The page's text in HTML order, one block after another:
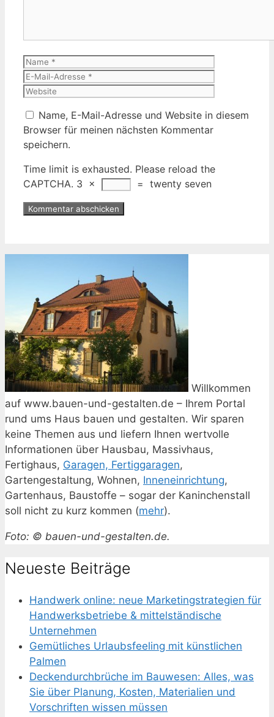
Name
Name, E-Mail-Adresse und Website in diesem
Browser für meinen nächsten Kommentar
speichern.
Time limit is exhausted. Please reload the
CAPTCHA. 3 × = twenty seven
Willkommen
auf www.bauen-und-gestalten.de – Ihrem Portal
rund ums Haus bauen und gestalten. Wir sparen
keine Themen aus und liefern Ihnen wertvolle
Informationen über Hausbau, Massivhaus,
Fertighaus, Garagen, Fertiggaragen,
Gartengestaltung, Wohnen, Inneneinrichtung,
Gartenhaus, Baustoffe – sogar der Kaninchenstall
soll nicht zu kurz kommen (mehr).
Foto: © bauen-und-gestalten.de.
Neueste Beiträge
Handwerk online: neue Marketingstrategien für
Handwerksbetriebe & mittelständische
Unternehmen
Gemütliches Urlaubsfeeling mit künstlichen
Palmen
Deckendurchbrüche im Bauwesen: Alles, was
Sie über Planung, Kosten, Materialien und
Vorschriften wissen müssen